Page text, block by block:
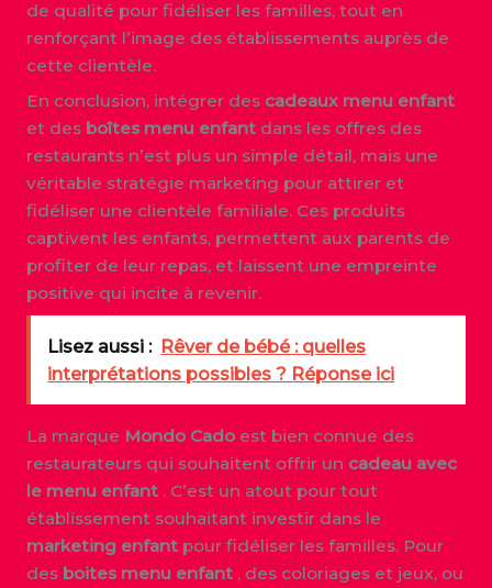
de qualité pour fidéliser les familles, tout en
renforçant l’image des établissements auprès de
cette clientèle.
En conclusion, intégrer des cadeaux menu enfant
et des boîtes menu enfantdans les offres des
restaurants n’est plus un simple détail, mais une
véritable stratégie marketing pour attirer et
fidéliser une clientèle familiale. Ces produits
captivent les enfants, permettent aux parents de
profiter de leur repas, et laissent une empreinte
positive qui incite à revenir.
Lisez aussi : Rêver de bébé : quelles
interprétations possibles ? Réponse ici
La marque Mondo Cado est bien connue des
restaurateurs qui souhaitent offrir un cadeau avec
le menu enfant. C’est un atout pour tout
établissement souhaitant investir dans le
marketing enfantpour fidéliser les familles. Pour
des boites menu enfant, des coloriages et jeux, ou